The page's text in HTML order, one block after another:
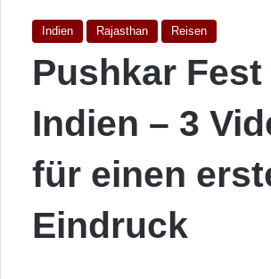
Indien Rajasthan Reisen
Pushkar Fest
Indien – 3
für einen
Eindruck